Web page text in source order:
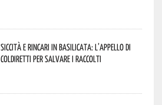
Siccità e rincari in Basilicata: l’appello di
Coldiretti per salvare i raccolti